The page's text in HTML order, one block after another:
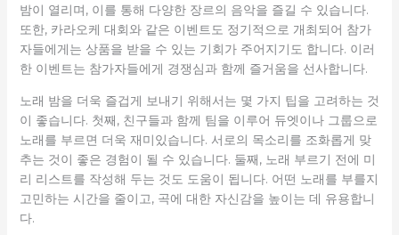
밤이 열리며, 이를 통해 다양한 장르의 음악을 즐길 수 있습니다.
또한, 카라오케 대회와 같은 이벤트도 정기적으로 개최되어 참가
자들에게는 상품을 받을 수 있는 기회가 주어지기도 합니다. 이러
한 이벤트는 참가자들에게 경쟁심과 함께 즐거움을 선사합니다.
노래 밤을 더욱 즐겁게 보내기 위해서는 몇 가지 팁을 고려하는 것
이 좋습니다. 첫째, 친구들과 함께 팀을 이루어 듀엣이나 그룹으로
노래를 부르면 더욱 재미있습니다. 서로의 목소리를 조화롭게 맞
추는 것이 좋은 경험이 될 수 있습니다. 둘째, 노래 부르기 전에 미
리 리스트를 작성해 두는 것도 도움이 됩니다. 어떤 노래를 부를지
고민하는 시간을 줄이고, 곡에 대한 자신감을 높이는 데 유용합니
다.